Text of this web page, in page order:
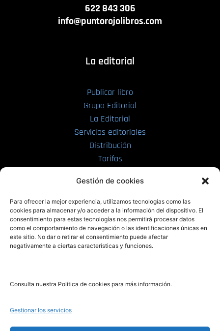
Gestión de cookies
Para ofrecer la mejor experiencia, utilizamos tecnologías como las
cookies para almacenar y/o acceder a la información del dispositivo. El
consentimiento para estas tecnologías nos permitirá procesar datos
como el comportamiento de navegación o las identificaciones únicas en
este sitio. No dar o retirar el consentimiento puede afectar
negativamente a ciertas características y funciones.
Consulta nuestra Política de cookies para más información.
Gestionar los servicios
622 843 306
info@puntorojolibros.com
La editorial
Publicar libro
Grupo Editorial
La Editorial
Servicios editoriales
Distribución
Tarifas
PRL | Films
PRL | Play
PRL | LAB
Noticias